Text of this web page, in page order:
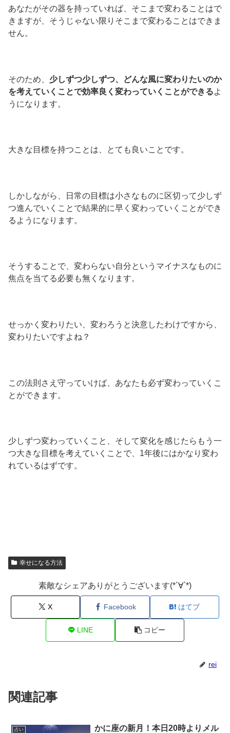
あなたがその器を持っていれば、そこまで変わることはで
きますが、そうじゃない限りそこまで変わることはできま
せん。
そのため、 少しずつ少しずつ、どんな風に変わりたいのか
を考えていくことで効率良く変わっていくことができるよ
うになります。
大きな目標を持つことは、とても良いことです。
しかしながら、日常の目標は小さなものに区切って少しず
つ進んでいくことで結果的に早く変わっていくことができ
るようになります。
そうすることで、変わらない自分というマイナスなものに
焦点を当てる必要も無くなります。
せっかく変わりたい、変わろうと決意したわけですから、
変わりたいですよね？
この法則さえ守っていけば、あなたも必ず変わっていくこ
とができます。
少しずつ変わっていくこと、そして変化を感じたらもう一
つ大きな目標を考えていくことで、1年後にはかなり変わ
れているはずです。
幸せになる方法
素敵なシェアありがとうございます(*´∀`*)
X Facebook はてブ
LINE コピー
rei
関連記事
占い
かに座の新月！本日20時よりメル